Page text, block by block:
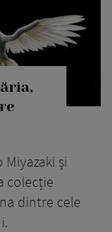
și
colecție
dintre cele